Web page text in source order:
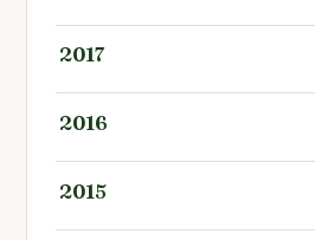
2017
2016
2015